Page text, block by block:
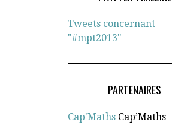
Tweets concernant
"#mpt2013"
PARTENAIRES
Cap'MathsCap’Maths